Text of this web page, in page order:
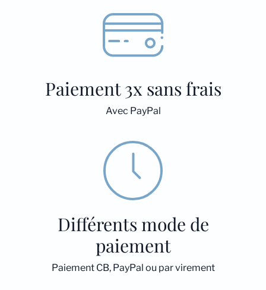
Paiement 3x sans frais
Avec PayPal
Différents mode de
paiement
Paiement CB, PayPal ou par virement